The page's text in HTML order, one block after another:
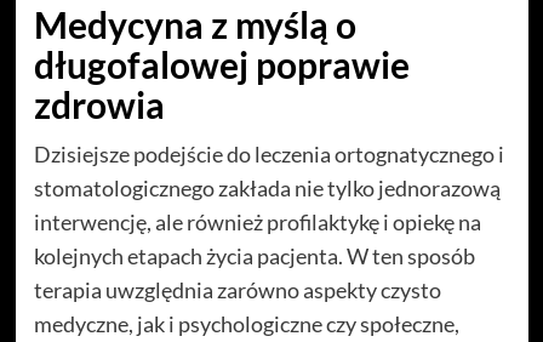
Medycyna z myślą o
długofalowej poprawie
zdrowia
Dzisiejsze podejście do leczenia ortognatycznego i
stomatologicznego zakłada nie tylko jednorazową
interwencję, ale również profilaktykę i opiekę na
kolejnych etapach życia pacjenta. W ten sposób
terapia uwzględnia zarówno aspekty czysto
medyczne, jak i psychologiczne czy społeczne,